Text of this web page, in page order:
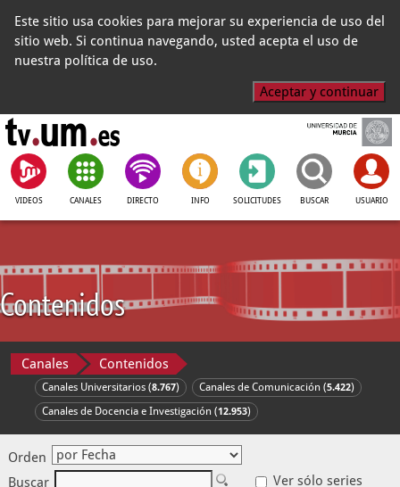
Este sitio usa cookies para mejorar su experiencia de uso del
sitio web. Si continua navegando, usted acepta el uso de
nuestra política de uso.
Aceptar y continuar
VIDEOS CANALES DIRECTO INFO SOLICITUDES BUSCAR USUARIO
Contenidos
Canales Contenidos
Canales Universitarios (8.767) Canales de Comunicación (5.422)
Canales de Docencia e Investigación (12.953)
Orden
Buscar
Ver sólo series